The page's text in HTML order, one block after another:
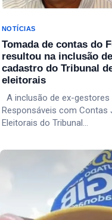
NOTÍCIAS
Tomada de contas do
resultou na inclusão
cadastro do Tribunal
eleitorais
A inclusão de ex-
Responsáveis com Contas
Eleitorais do Tribunal…